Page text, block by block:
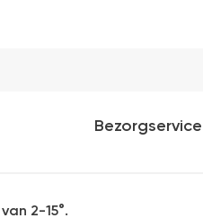
Bezorgservice
2-15°.